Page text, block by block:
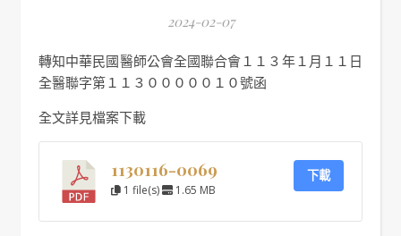
2024-02-07
轉知中華民國醫師公會全國聯合會１１３年１月１１日
全醫聯字第１１３０００００１０號函
全文詳見檔案下載
1130116-0069
1 file(s) 1.65 MB
下載